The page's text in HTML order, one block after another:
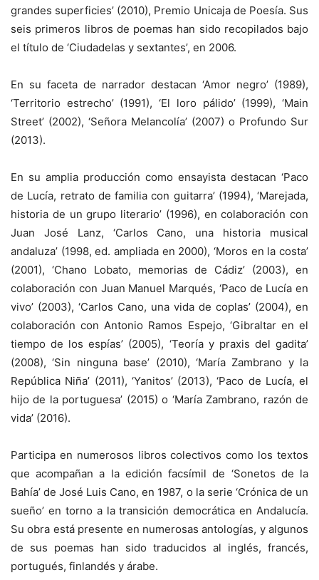
grandes superficies’ (2010), Premio Unicaja de Poesía. Sus
seis primeros libros de poemas han sido recopilados bajo
el título de ‘Ciudadelas y sextantes’, en 2006.
En su faceta de narrador destacan ‘Amor negro’ (1989),
‘Territorio estrecho’ (1991), ‘El loro pálido’ (1999), ‘Main
Street’ (2002), ‘Señora Melancolía’ (2007) o Profundo Sur
(2013).
En su amplia producción como ensayista destacan ‘Paco
de Lucía, retrato de familia con guitarra’ (1994), ‘Marejada,
historia de un grupo literario’ (1996), en colaboración con
Juan José Lanz, ‘Carlos Cano, una historia musical
andaluza’ (1998, ed. ampliada en 2000), ‘Moros en la costa’
(2001), ‘Chano Lobato, memorias de Cádiz’ (2003), en
colaboración con Juan Manuel Marqués, ‘Paco de Lucía en
vivo’ (2003), ‘Carlos Cano, una vida de coplas’ (2004), en
colaboración con Antonio Ramos Espejo, ‘Gibraltar en el
tiempo de los espías’ (2005), ‘Teoría y praxis del gadita’
(2008), ‘Sin ninguna base’ (2010), ‘María Zambrano y la
República Niña’ (2011), ‘Yanitos’ (2013), ‘Paco de Lucía, el
hijo de la portuguesa’ (2015) o ‘María Zambrano, razón de
vida’ (2016).
Participa en numerosos libros colectivos como los textos
que acompañan a la edición facsímil de ‘Sonetos de la
Bahía’ de José Luis Cano, en 1987, o la serie ‘Crónica de un
sueño’ en torno a la transición democrática en Andalucía.
Su obra está presente en numerosas antologías, y algunos
de sus poemas han sido traducidos al inglés, francés,
portugués, finlandés y árabe.